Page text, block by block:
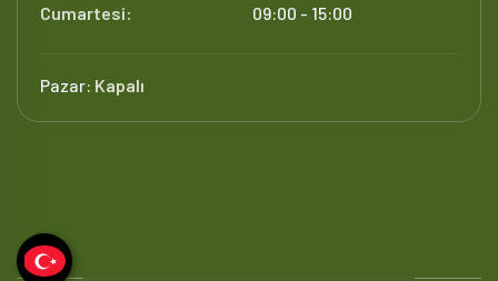
Cumartesi:
09:00 - 15:00
Pazar: Kapalı